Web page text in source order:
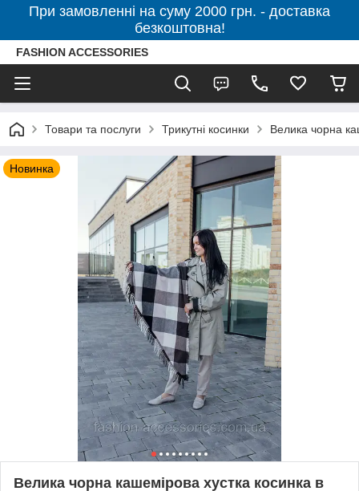
При замовленні на суму 2000 грн. - доставка
безкоштовна!
FASHION ACCESSORIES
Товари та послуги Трикутні косинки Велика чорна
Новинка
Велика чорна кашемірова хустка косинка в